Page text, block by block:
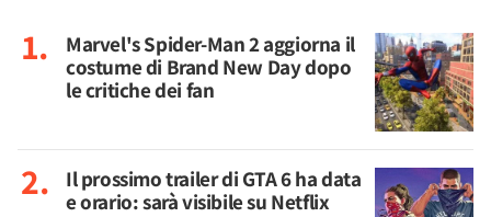
Marvel's Spider-Man 2 aggiorna il
costume di Brand New Day dopo
le critiche dei fan
Il prossimo trailer di GTA 6 ha data
e orario: sarà visibile su Netflix